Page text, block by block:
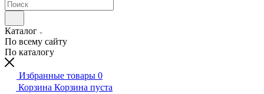
Каталог
По всему сайту
По каталогу
Избранные товары 0
Корзина Корзина пуста